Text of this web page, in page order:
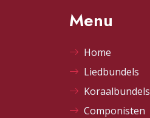
Menu
Home
Liedbundels
Koraalbundels
Componisten